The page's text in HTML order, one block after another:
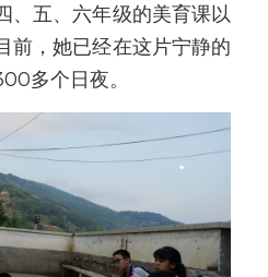
、五、六年级的美育课以
前，她已经在这片宁静的
多个日夜。